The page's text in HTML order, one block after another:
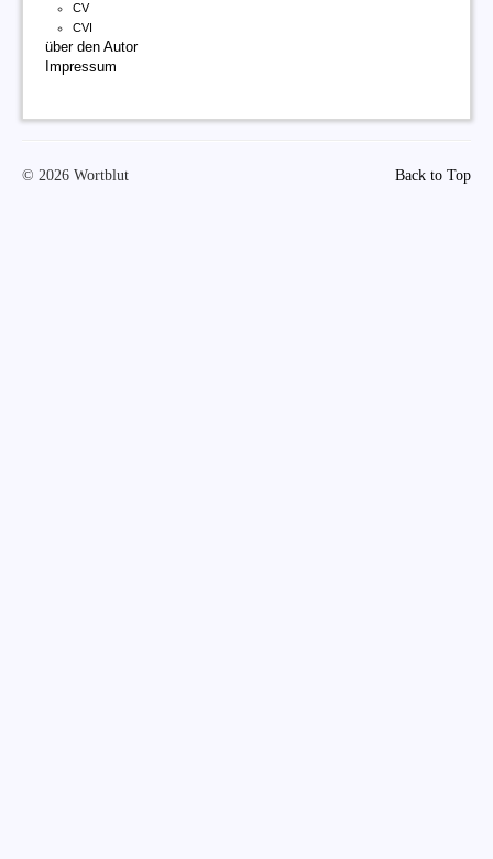
CV
CVI
über den Autor
Impressum
Back to Top
© 2026 Wortblut